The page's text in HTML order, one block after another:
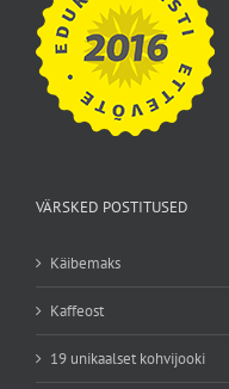
VÄRSKED POSTITUSED
Käibemaks
Kaffeost
19 unikaalset kohvijooki